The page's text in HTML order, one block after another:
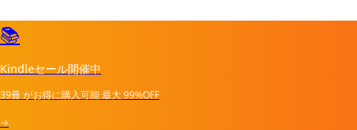
📚
Kindleセール開催中
39冊がお得に購入可能最大99%OFF
→